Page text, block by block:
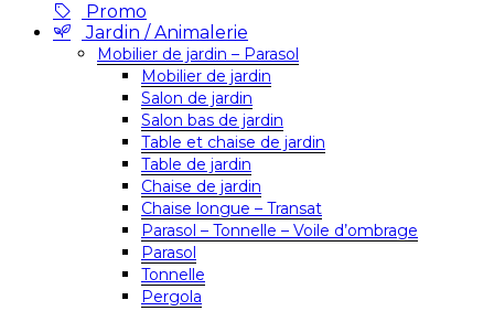
Promo
Jardin / Animalerie
Mobilier de jardin – Parasol
Mobilier de jardin
Salon de jardin
Salon bas de jardin
Table et chaise de jardin
Table de jardin
Chaise de jardin
Chaise longue – Transat
Parasol – Tonnelle – Voile d’ombrage
Parasol
Tonnelle
Pergola